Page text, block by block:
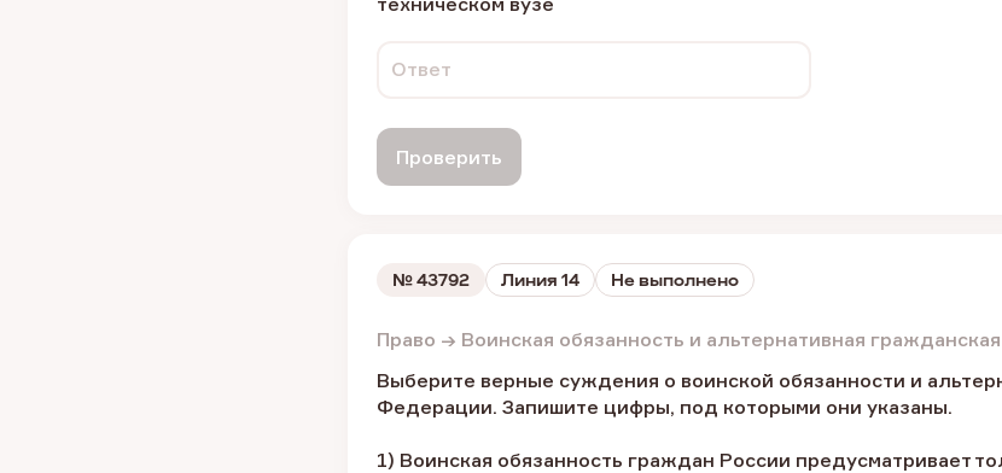
Ответ
Проверить
№43792 Линия 14 Не выполнено
Право → Воинская обязанность и альтернативная
Выберите верные суждения о воинской обязанности и
Федерации. Запишите цифры, под которыми они указаны.
1) Воинская обязанность граждан России предусматривает